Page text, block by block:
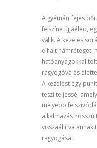
A gyémántfejes
felszíne újjáéled,
válik. A kezelés
elhalt hámréteget,
hatóanyagokkal
ragyogóvá és
A kezelést egy
teszi teljessé,
mélyebb
alkalmazás
visszaállítva annak
ragyogását.